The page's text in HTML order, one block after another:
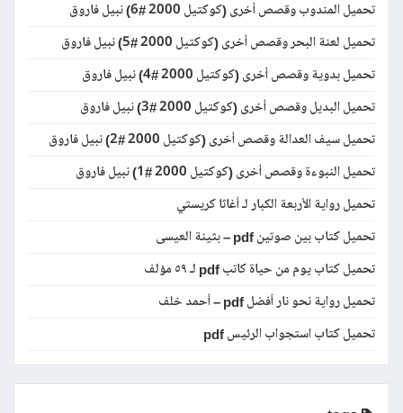
تحميل المندوب وقصص أخرى (كوكتيل 2000 #6) نبيل فاروق
تحميل لعنة البحر وقصص أخرى (كوكتيل 2000 #5) نبيل فاروق
تحميل بدوية وقصص أخرى (كوكتيل 2000 #4) نبيل فاروق
تحميل البديل وقصص أخرى (كوكتيل 2000 #3) نبيل فاروق
تحميل سيف العدالة وقصص أخرى (كوكتيل 2000 #2) نبيل فاروق
تحميل النبوءة وقصص أخرى (كوكتيل 2000 #1) نبيل فاروق
تحميل رواية الأربعة الكبار لـ أغاثا كريستي
تحميل كتاب بين صوتين pdf – بثينة العيسى
تحميل كتاب يوم من حياة كاتب pdf لـ ٥٩ مؤلف
تحميل رواية نحو نار أفضل pdf – أحمد خلف
تحميل كتاب استجواب الرئيس pdf